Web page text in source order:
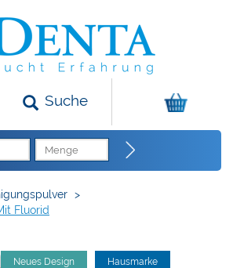
Suche
>
Fluorid
Neues Design Hausmarke